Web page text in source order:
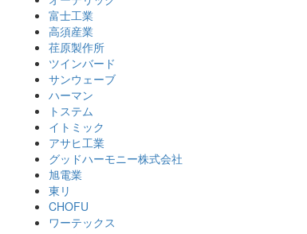
富士工業
高須産業
荏原製作所
ツインバード
サンウェーブ
ハーマン
トステム
イトミック
アサヒ工業
グッドハーモニー株式会社
旭電業
東リ
CHOFU
ワーテックス